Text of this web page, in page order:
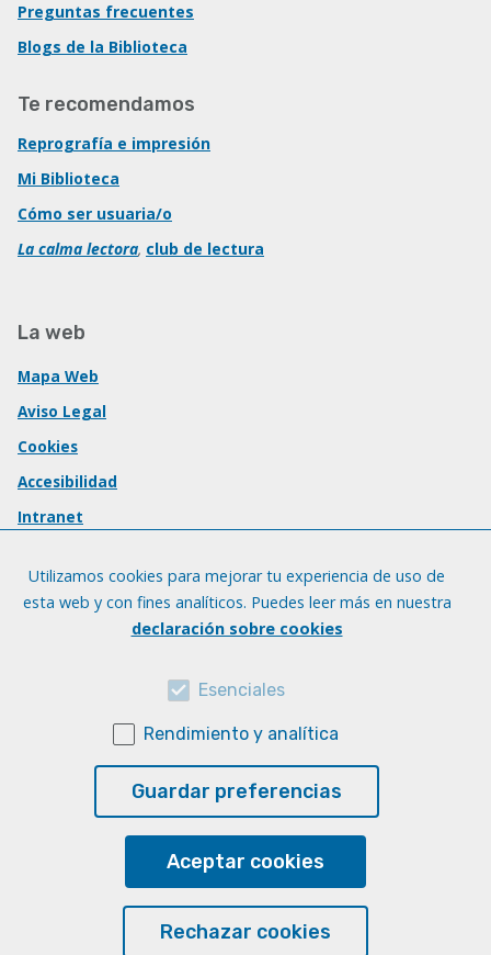
Preguntas frecuentes
Blogs de la Biblioteca
Te recomendamos
Reprografía e impresión
Mi Biblioteca
Cómo ser usuaria/o
La calma lectora, club de lectura
La web
Mapa Web
Aviso Legal
Cookies
Accesibilidad
Intranet
Utilizamos cookies para mejorar tu experiencia de uso de
esta web y con fines analíticos. Puedes leer más en nuestra
declaración sobre cookies
Esenciales
Rendimiento y analítica
Guardar preferencias
Aceptar cookies
Rechazar cookies